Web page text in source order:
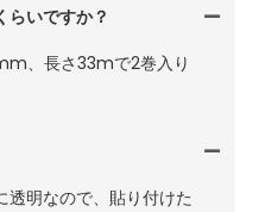
らいですか？
、長さ33mで2巻入り
透明なので、貼り付けた